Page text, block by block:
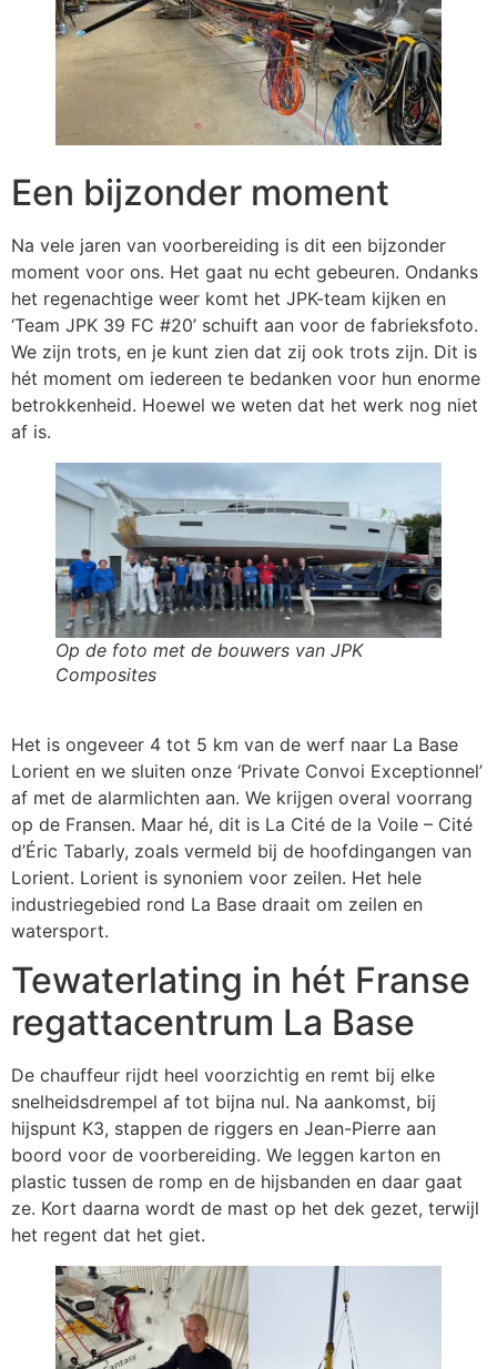
Een bijzonder moment
Na vele jaren van voorbereiding is dit een bijzonder
moment voor ons. Het gaat nu echt gebeuren. Ondanks
het regenachtige weer komt het JPK-team kijken en
‘Team JPK 39 FC #20’ schuift aan voor de fabrieksfoto.
We zijn trots, en je kunt zien dat zij ook trots zijn. Dit is
hét moment om iedereen te bedanken voor hun enorme
betrokkenheid. Hoewel we weten dat het werk nog niet
af is.
Op de foto met de bouwers van JPK
Composites
Het is ongeveer 4 tot 5 km van de werf naar La Base
Lorient en we sluiten onze ‘Private Convoi Exceptionnel’
af met de alarmlichten aan. We krijgen overal voorrang
op de Fransen. Maar hé, dit is La Cité de la Voile – Cité
d’Éric Tabarly, zoals vermeld bij de hoofdingangen van
Lorient. Lorient is synoniem voor zeilen. Het hele
industriegebied rond La Base draait om zeilen en
watersport.
Tewaterlating in hét Franse
regattacentrum La Base
De chauffeur rijdt heel voorzichtig en remt bij elke
snelheidsdrempel af tot bijna nul. Na aankomst, bij
hijspunt K3, stappen de riggers en Jean-Pierre aan
boord voor de voorbereiding. We leggen karton en
plastic tussen de romp en de hijsbanden en daar gaat
ze. Kort daarna wordt de mast op het dek gezet, terwijl
het regent dat het giet.